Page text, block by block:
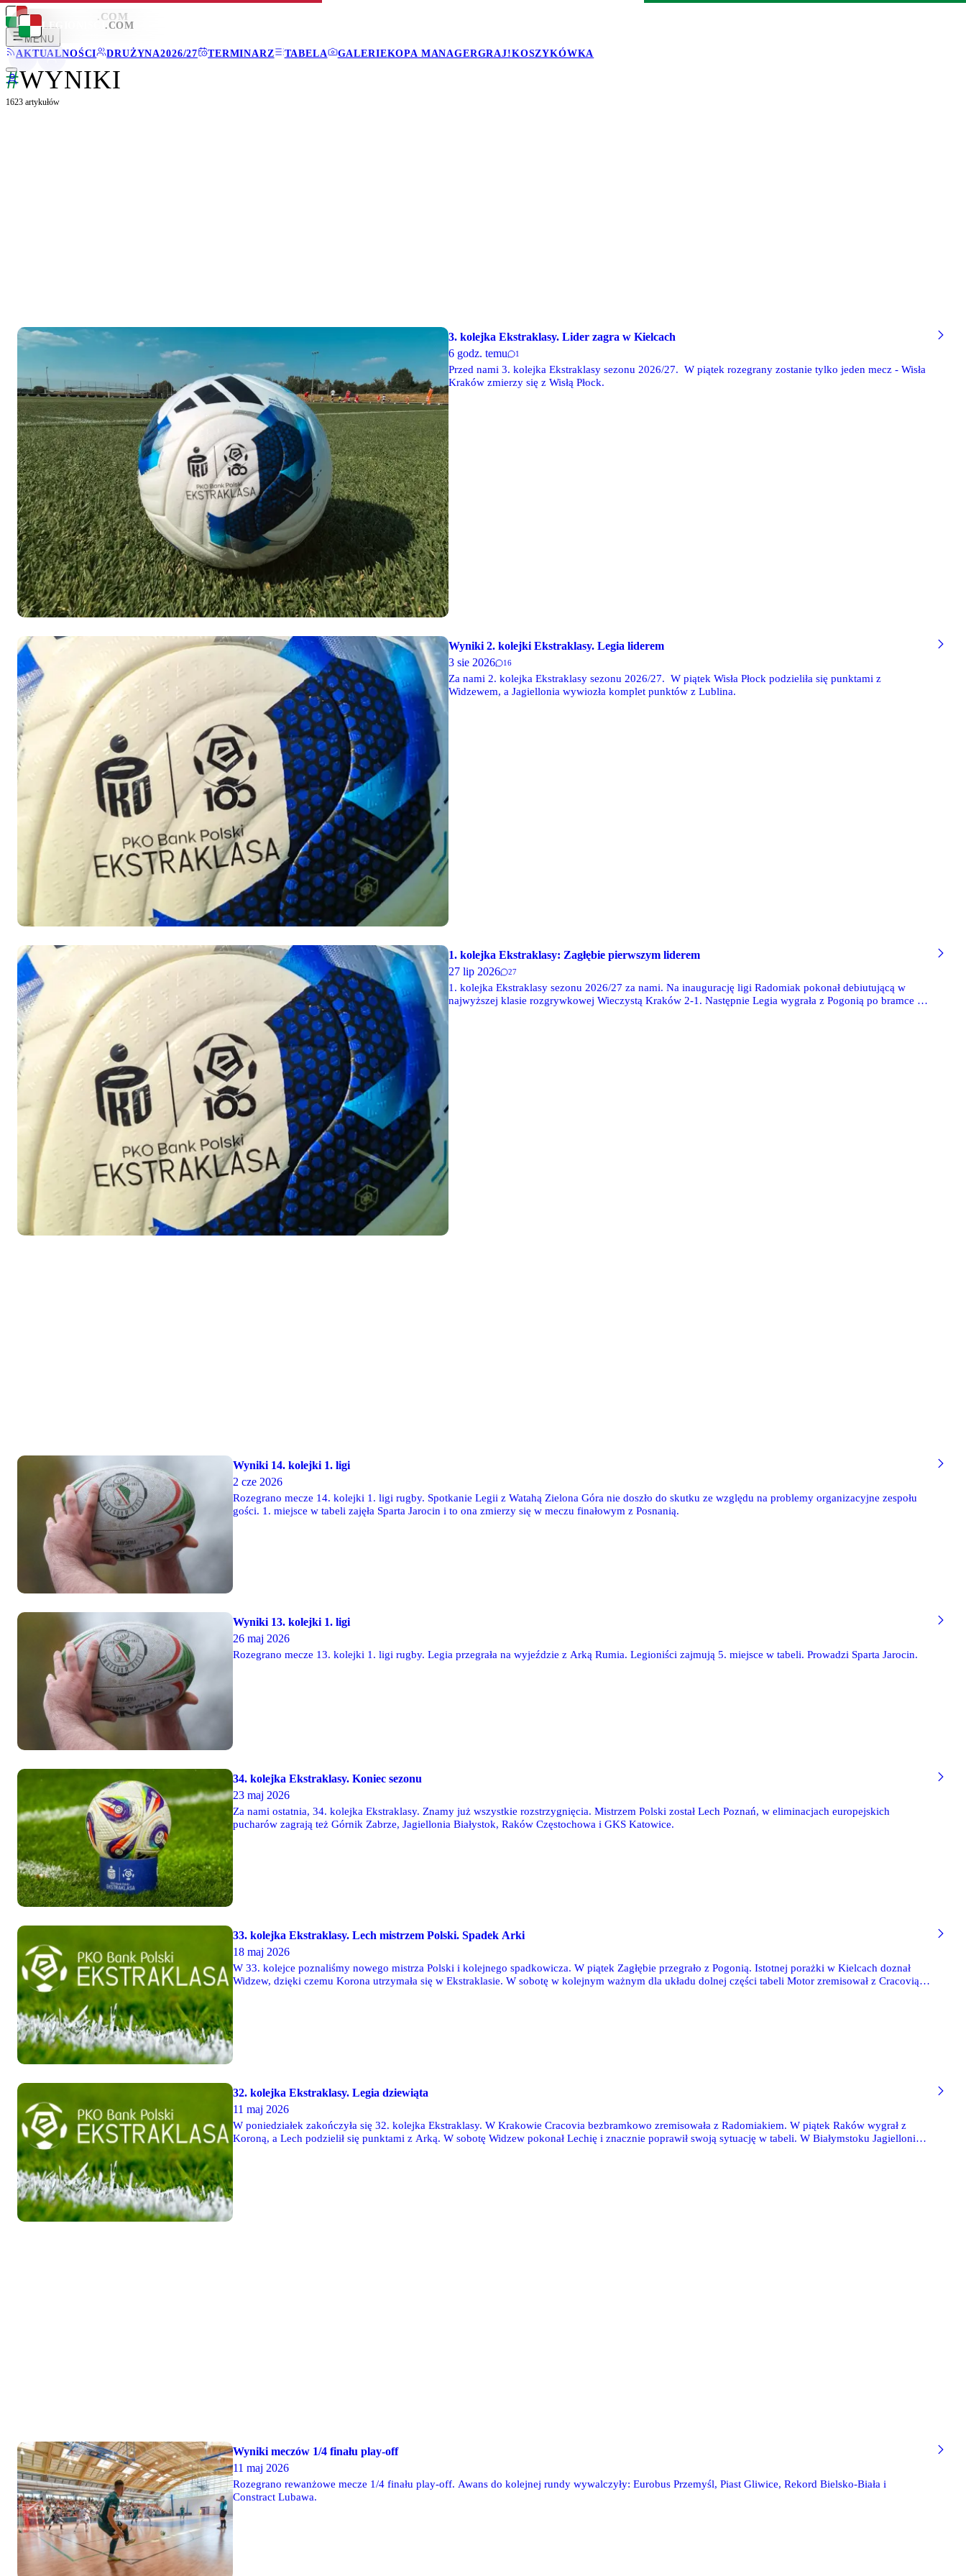
LEGIONISCI .COM
MENU
AKTUALNOŚCI
DRUŻYNA2026/27 TERMINARZ TABELA GALERIEKOPA MANAGERGRAJ!KOSZYKÓWKA
LEGIONISCI .COM
#WYNIKI
1623 artykułów
3. kolejka Ekstraklasy. Lider zagra w Kielcach
6 godz. temu
1
Przed nami 3. kolejka Ekstraklasy sezonu 2026/27. W piątek rozegrany zostanie tylko jeden mecz - Wisła
Kraków zmierzy się z Wisłą Płock.
Wyniki 2. kolejki Ekstraklasy. Legia liderem
3 sie 2026
16
Za nami 2. kolejka Ekstraklasy sezonu 2026/27. W piątek Wisła Płock podzieliła się punktami z
Widzewem, a Jagiellonia wywiozła komplet punktów z Lublina.
1. kolejka Ekstraklasy: Zagłębie pierwszym liderem
27 lip 2026
27
1. kolejka Ekstraklasy sezonu 2026/27 za nami. Na inaugurację ligi Radomiak pokonał debiutującą w
najwyższej klasie rozgrywkowej Wieczystą Kraków 2-1. Następnie Legia wygrała z Pogonią po bramce w
Wyniki 14. kolejki 1. ligi
2 cze 2026
Rozegrano mecze 14. kolejki 1. ligi rugby. Spotkanie Legii z Watahą Zielona Góra nie doszło do skutku ze względu na problemy organizacyjne zespołu
gości. 1. miejsce w tabeli zajęła Sparta Jarocin i to ona zmierzy się w meczu finałowym z Posnanią.
Wyniki 13. kolejki 1. ligi
26 maj 2026
Rozegrano mecze 13. kolejki 1. ligi rugby. Legia przegrała na wyjeździe z Arką Rumia. Legioniści zajmują 5. miejsce w tabeli. Prowadzi Sparta Jarocin.
34. kolejka Ekstraklasy. Koniec sezonu
23 maj 2026
Za nami ostatnia, 34. kolejka Ekstraklasy. Znamy już wszystkie rozstrzygnięcia. Mistrzem Polski został Lech Poznań, w eliminacjach europejskich
pucharów zagrają też Górnik Zabrze, Jagiellonia Białystok, Raków Częstochowa i GKS Katowice.
33. kolejka Ekstraklasy. Lech mistrzem Polski. Spadek Arki
18 maj 2026
W 33. kolejce poznaliśmy nowego mistrza Polski i kolejnego spadkowicza. W piątek Zagłębie przegrało z Pogonią. Istotnej porażki w Kielcach doznał
Widzew, dzięki czemu Korona utrzymała się w Ekstraklasie. W sobotę w kolejnym ważnym dla układu dolnej części tabeli Motor zremisował z Cracovią i
32. kolejka Ekstraklasy. Legia dziewiąta
11 maj 2026
W poniedziałek zakończyła się 32. kolejka Ekstraklasy. W Krakowie Cracovia bezbramkowo zremisowała z Radomiakiem. W piątek Raków wygrał z
Koroną, a Lech podzielił się punktami z Arką. W sobotę Widzew pokonał Lechię i znacznie poprawił swoją sytuację w tabeli. W Białymstoku Jagiellonia
Wyniki meczów 1/4 finału play-off
11 maj 2026
Rozegrano rewanżowe mecze 1/4 finału play-off. Awans do kolejnej rundy wywalczyły: Eurobus Przemyśl, Piast Gliwice, Rekord Bielsko-Biała i
Constract Lubawa.